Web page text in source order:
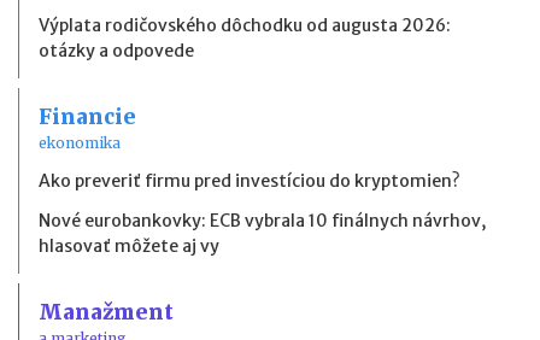
Výplata rodičovského dôchodku od augusta 2026:
otázky a odpovede
Financie
ekonomika
Ako preveriť firmu pred investíciou do kryptomien?
Nové eurobankovky: ECB vybrala 10 finálnych návrhov,
hlasovať môžete aj vy
Manažment